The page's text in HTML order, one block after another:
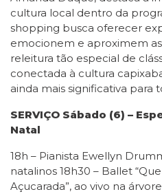
cultura local dentro da
shopping busca oferecer
emocionem e aproximem
releitura tão especial de
conectada à cultura
ainda mais significativa para
SERVIÇO Sábado (6) –
Natal
18h – Pianista Ewellyn
natalinos 18h30 – Ballet
Açucarada”, ao vivo na